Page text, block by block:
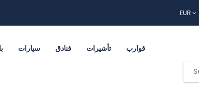
EUR
سيارات فنادق تأشيرات قوارب